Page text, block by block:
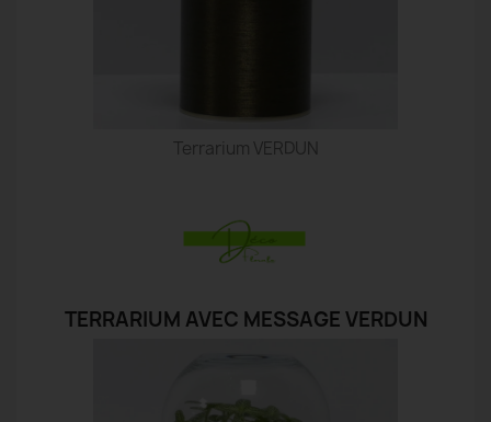
Terrarium VERDUN
TERRARIUM AVEC MESSAGE VERDUN